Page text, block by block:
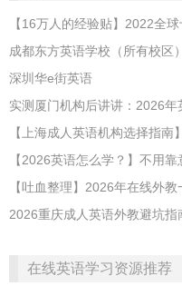
成都东方英语学校（所有校区）
深圳华e街英语
在线英语学习资源推荐